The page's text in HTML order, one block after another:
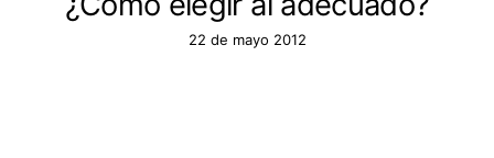
22 de mayo 2012